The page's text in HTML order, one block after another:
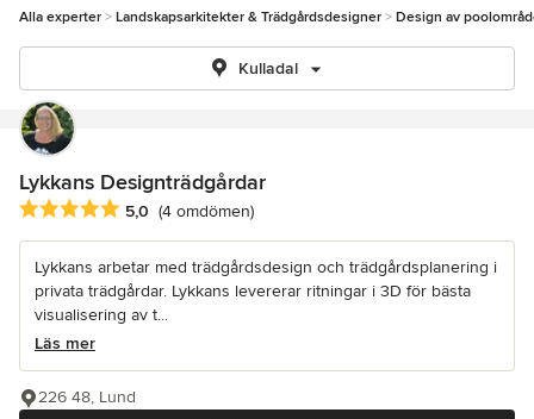
Alla experter Landskapsarkitekter & Trädgårdsdesigner Design av
Kulladal
Lykkans Designträdgårdar
Genomsnittligt omdöme: 5 av 5 stjärnor
5,0 (4 omdömen)
Lykkans arbetar med trädgårdsdesign och trädgårdsplanering i
privata trädgårdar. Lykkans levererar ritningar i 3D för bästa
visualisering av t...
Läs mer
226 48, Lund